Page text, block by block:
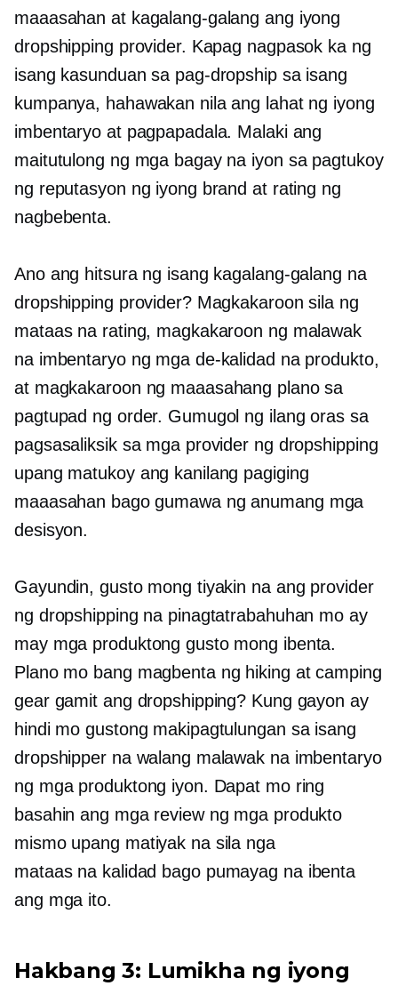
maaasahan at kagalang-galang ang iyong
dropshipping provider. Kapag nagpasok ka ng
isang kasunduan sa pag-dropship sa isang
kumpanya, hahawakan nila ang lahat ng iyong
imbentaryo at pagpapadala. Malaki ang
maitutulong ng mga bagay na iyon sa pagtukoy
ng reputasyon ng iyong brand at rating ng
nagbebenta.
Ano ang hitsura ng isang kagalang-galang na
dropshipping provider? Magkakaroon sila ng
mataas na rating, magkakaroon ng malawak
na imbentaryo ng mga de-kalidad na produkto,
at magkakaroon ng maaasahang plano sa
pagtupad ng order. Gumugol ng ilang oras sa
pagsasaliksik sa mga provider ng dropshipping
upang matukoy ang kanilang pagiging
maaasahan bago gumawa ng anumang mga
desisyon.
Gayundin, gusto mong tiyakin na ang provider
ng dropshipping na pinagtatrabahuhan mo ay
may mga produktong gusto mong ibenta.
Plano mo bang magbenta ng hiking at camping
gear gamit ang dropshipping? Kung gayon ay
hindi mo gustong makipagtulungan sa isang
dropshipper na walang malawak na imbentaryo
ng mga produktong iyon. Dapat mo ring
basahin ang mga review ng mga produkto
mismo upang matiyak na sila nga
mataas na kalidad bago pumayag na ibenta
ang mga ito.
Hakbang 3: Lumikha ng iyong